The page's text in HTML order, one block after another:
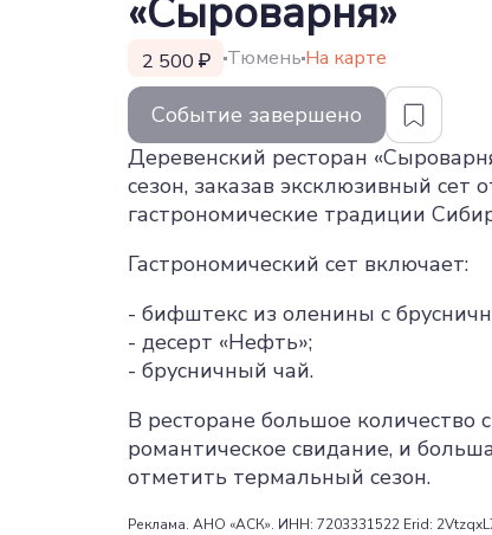
«Сыроварня»
2 500 ТюменьНа карте
Событие завершено
Деревенский ресторан
сезон, заказав эксклюзивный
гастрономические традиции
Гастрономический сет включает:
- бифштекс из оленины с
- десерт «Нефть»;
- брусничный чай.
В ресторане большое количество
романтическое свидание, и
отметить термальный сезон.
Реклама. АНО «АСК». ИНН: 7203331522 Erid: